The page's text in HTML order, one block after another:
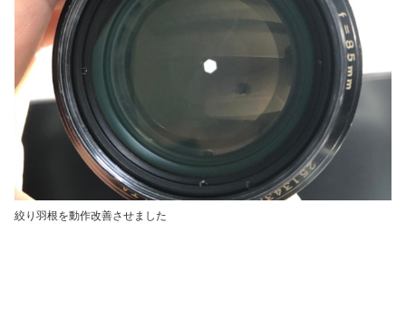
絞り羽根を動作改善させました